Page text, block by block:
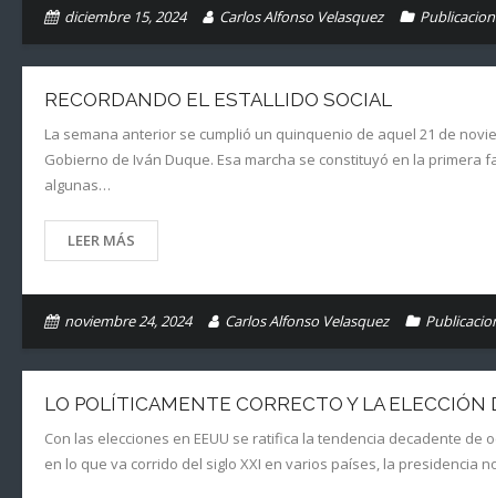
diciembre 15, 2024 Carlos Alfonso Velasquez
RECORDANDO EL ESTALLIDO SOCIAL
La semana anterior se cumplió un quinquenio de aquel 21 de
Gobierno de Iván Duque. Esa marcha se constituyó en la
algunas…
LEER MÁS
noviembre 24, 2024 Carlos Alfonso Velasquez
LO POLÍTICAMENTE CORRECTO Y LA ELECCIÓN
Con las elecciones en EEUU se ratifica la tendencia decadente
en lo que va corrido del siglo XXI en varios países, la presidencia